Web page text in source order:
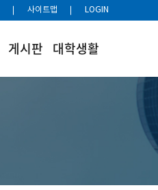
사이트맵 LOGIN
게시판 대학생활